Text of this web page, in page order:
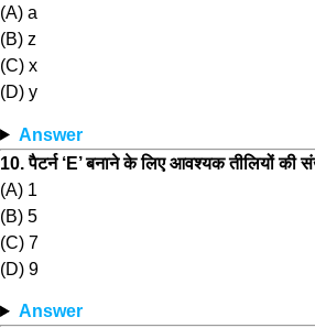
(A) a
(B) z
(C) x
(D) y
Answer
10. पैटर्न ‘E’ बनाने के लिए आवश्यक तीलियों की
(A) 1
(B) 5
(C) 7
(D) 9
Answer